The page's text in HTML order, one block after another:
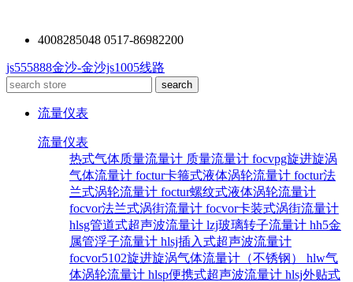
4008285048 0517-86982200
js555888金沙-金沙js1005线路
流量仪表
流量仪表
热式气体质量流量计 质量流量计 focvpg旋进旋涡
气体流量计 foctur卡箍式液体涡轮流量计 foctur法
兰式涡轮流量计 foctur螺纹式液体涡轮流量计
focvor法兰式涡街流量计 focvor卡装式涡街流量计
hlsg管道式超声波流量计 lzj玻璃转子流量计 hh5金
属管浮子流量计 hlsj插入式超声波流量计
focvor5102旋进旋涡气体流量计（不锈钢） hlw气
体涡轮流量计 hlsp便携式超声波流量计 hlsj外贴式